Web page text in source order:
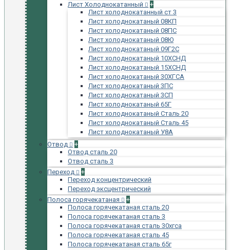
Лист Холоднокатанный
+
Лист холоднокатанный ст 3
Лист холоднокатаный 08КП
Лист холоднокатаный 08ПС
Лист холоднокатаный 08Ю
Лист холоднокатаный 09Г2С
Лист холоднокатаный 10ХСНД
Лист холоднокатаный 15ХСНД
Лист холоднокатаный 30ХГСА
Лист холоднокатаный 3ПС
Лист холоднокатаный 3СП
Лист холоднокатаный 65Г
Лист холоднокатаный Сталь 20
Лист холоднокатаный Сталь 45
Лист холоднокатаный У8А
Отвод
+
Отвод сталь 20
Отвод сталь 3
Переход
+
Переход концентрический
Переход эксцентрический
Полоса горячекатаная
+
Полоса горячекатаная сталь 20
Полоса горячекатаная сталь 3
Полоса горячекатаная сталь 30хгса
Полоса горячекатаная сталь 45
Полоса горячекатаная сталь 65г